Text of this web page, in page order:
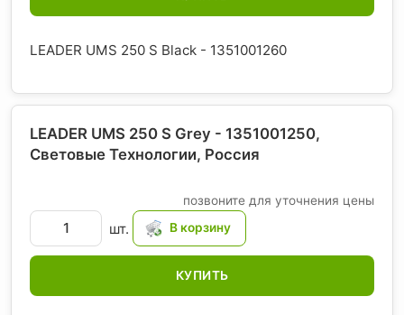
LEADER UMS 250 S Black - 1351001260
LEADER UMS 250 S Grey - 1351001250,
Световые Технологии, Россия
позвоните для уточнения цены
шт.
КУПИТЬ